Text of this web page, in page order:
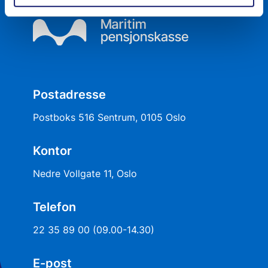
Postadresse
Postboks 516 Sentrum, 0105 Oslo
Kontor
Nedre Vollgate 11, Oslo
Telefon
22 35 89 00 (09.00-14.30)
E-post